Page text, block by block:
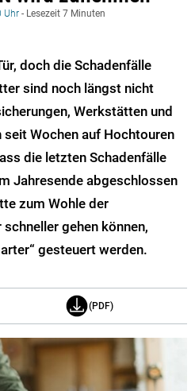
Uhr - Lesezeit 7 Minuten
doch die Schadenfälle
sind noch längst nicht
Werkstätten und
Wochen auf Hochtouren
die letzten Schadenfälle
Jahresende abgeschlossen
zum Wohle der
gehen können,
gesteuert werden.
(PDF)